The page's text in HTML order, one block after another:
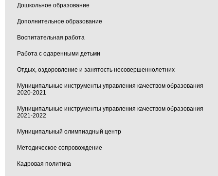
Дошкольное образование
Дополнительное образование
Воспитательная работа
Работа с одаренными детьми
Отдых, оздоровление и занятость несовершеннолетних
Муниципальные инструменты управления качеством образования
2020-2021
Муниципальные инструменты управления качеством образования
2021-2022
Муниципальный олимпиадный центр
Методическое сопровождение
Кадровая политика